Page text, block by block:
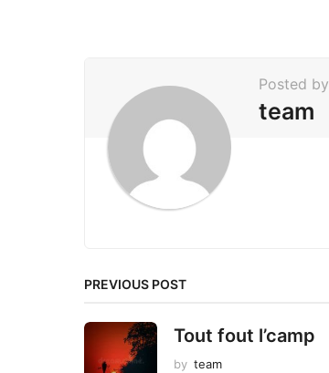
Posted by
team
PREVIOUS POST
Tout fout l’camp
by team